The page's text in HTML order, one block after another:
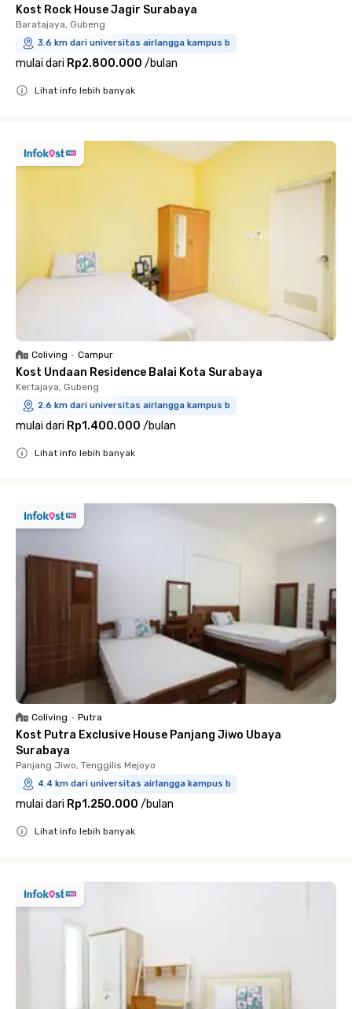
Kost Rock House Jagir Surabaya
Baratajaya, Gubeng
3.6 km dari universitas airlangga kampus b
mulai dari Rp2.800.000 /bulan
Lihat info lebih banyak
Coliving • Campur
Kost Undaan Residence Balai Kota Surabaya
Kertajaya, Gubeng
2.6 km dari universitas airlangga kampus b
mulai dari Rp1.400.000 /bulan
Lihat info lebih banyak
Coliving • Putra
Kost Putra Exclusive House Panjang Jiwo Ubaya
Surabaya
Panjang Jiwo, Tenggilis Mejoyo
4.4 km dari universitas airlangga kampus b
mulai dari Rp1.250.000 /bulan
Lihat info lebih banyak